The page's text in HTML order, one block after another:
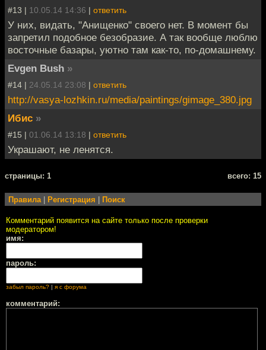
#13 | 10.05.14 14:36 | ответить
У них, видать, "Анищенко" своего нет. В момент бы
запретил подобное безобразие. А так вообще люблю
восточные базары, уютно там как-то, по-домашнему.
Evgen Bush »
#14 | 24.05.14 23:08 | ответить
http://vasya-lozhkin.ru/media/paintings/gimage_380.jpg
Ибис »
#15 | 01.06.14 13:18 | ответить
Украшают, не ленятся.
cтраницы: 1 всего: 15
Правила | Регистрация | Поиск
Комментарий появится на сайте только после проверки
модератором!
имя:
пароль:
забыл пароль? | я с форума
комментарий: